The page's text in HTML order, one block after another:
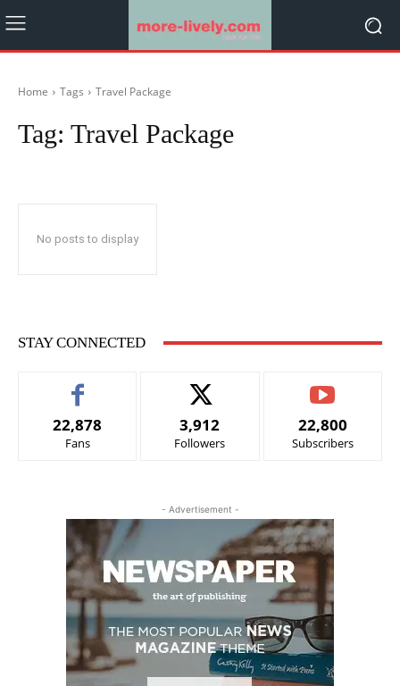
Home Tags Travel Package
Tag: Travel Package
No posts to display
STAY CONNECTED
22,878
Fans
3,912
Followers
22,800
Subscribers
- Advertisement -